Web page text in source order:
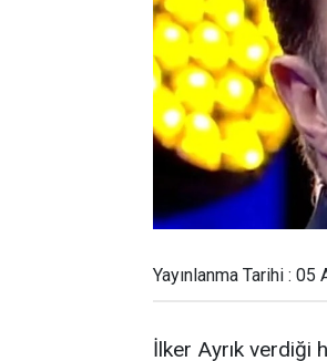
Yayınlanma Tarihi :
İlker Ayrık verdiği